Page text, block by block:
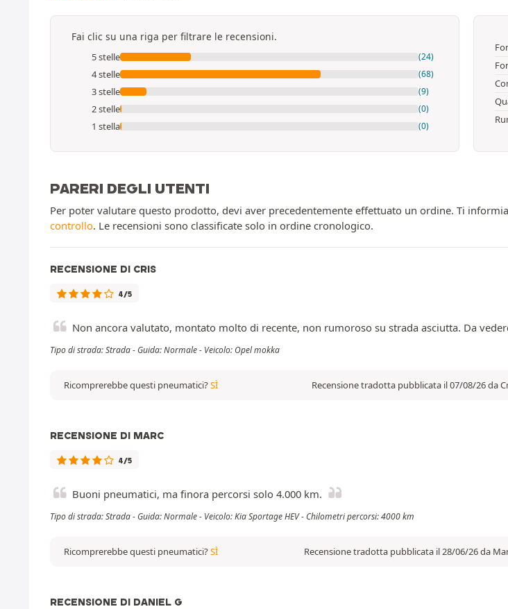
Fai clic su una riga per filtrare le recensioni.
5 stelle (24)
4 stelle (68)
3 stelle (9)
2 stelle (0)
1 stella (0)
PARERI DEGLI UTENTI
Per poter valutare questo prodotto, devi aver precedentemente effettuato un ordine. Ti
controllo. Le recensioni sono classificate solo in ordine cronologico.
RECENSIONE DI CRIS
4/5
Non ancora valutato, montato molto di recente, non rumoroso su strada asciutta. Da
Tipo di strada: Strada - Guida: Normale - Veicolo: Opel mokka
Recensione tradotta pubblicata il 07/08/26 da
Ricomprerebbe questi pneumatici?SÌ
RECENSIONE DI MARC
4/5
Buoni pneumatici, ma finora percorsi solo 4.000 km.
Tipo di strada: Strada - Guida: Normale - Veicolo: Kia Sportage HEV - Chilometri percorsi: 4000 km
Recensione tradotta pubblicata il 28/06/26 da
Ricomprerebbe questi pneumatici?SÌ
RECENSIONE DI DANIEL G